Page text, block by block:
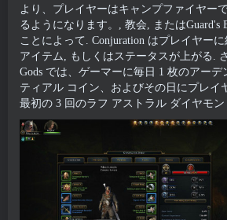
より、プレイヤーはキャンプファイヤー
るようになります。, 教会, またはGuard's
ことによって. Conjuration はプレイヤー
アイテム, もしくはステータスが上がる.
Gods では、ゲーマーに毎日 1 枚のアーデ
ティアル コイン、およびその日にプレイ
最初の 3 回のラフ アストラル ダイヤモン